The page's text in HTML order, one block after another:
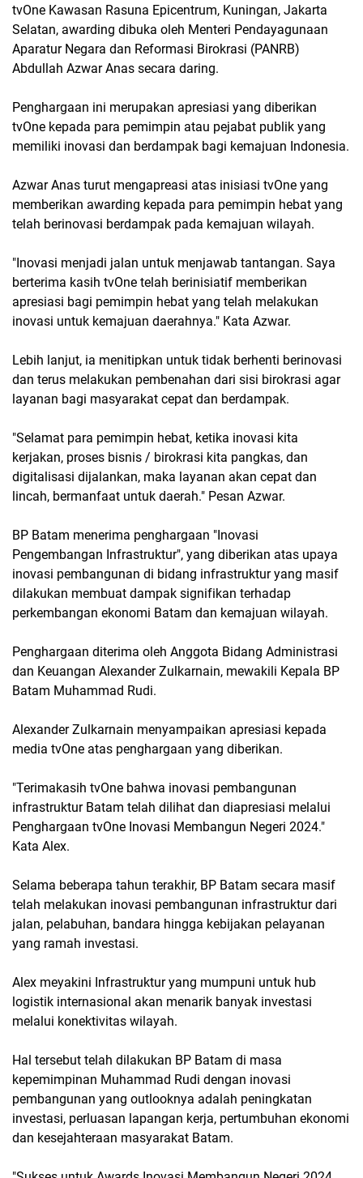
tvOne Kawasan Rasuna Epicentrum, Kuningan, Jakarta
Selatan, awarding dibuka oleh Menteri Pendayagunaan
Aparatur Negara dan Reformasi Birokrasi (PANRB)
Abdullah Azwar Anas secara daring.
Penghargaan ini merupakan apresiasi yang diberikan
tvOne kepada para pemimpin atau pejabat publik yang
memiliki inovasi dan berdampak bagi kemajuan Indonesia.
Azwar Anas turut mengapreasi atas inisiasi tvOne yang
memberikan awarding kepada para pemimpin hebat yang
telah berinovasi berdampak pada kemajuan wilayah.
"Inovasi menjadi jalan untuk menjawab tantangan. Saya
berterima kasih tvOne telah berinisiatif memberikan
apresiasi bagi pemimpin hebat yang telah melakukan
inovasi untuk kemajuan daerahnya." Kata Azwar.
Lebih lanjut, ia menitipkan untuk tidak berhenti berinovasi
dan terus melakukan pembenahan dari sisi birokrasi agar
layanan bagi masyarakat cepat dan berdampak.
"Selamat para pemimpin hebat, ketika inovasi kita
kerjakan, proses bisnis / birokrasi kita pangkas, dan
digitalisasi dijalankan, maka layanan akan cepat dan
lincah, bermanfaat untuk daerah." Pesan Azwar.
BP Batam menerima penghargaan "Inovasi
Pengembangan Infrastruktur", yang diberikan atas upaya
inovasi pembangunan di bidang infrastruktur yang masif
dilakukan membuat dampak signifikan terhadap
perkembangan ekonomi Batam dan kemajuan wilayah.
Penghargaan diterima oleh Anggota Bidang Administrasi
dan Keuangan Alexander Zulkarnain, mewakili Kepala BP
Batam Muhammad Rudi.
Alexander Zulkarnain menyampaikan apresiasi kepada
media tvOne atas penghargaan yang diberikan.
"Terimakasih tvOne bahwa inovasi pembangunan
infrastruktur Batam telah dilihat dan diapresiasi melalui
Penghargaan tvOne Inovasi Membangun Negeri 2024."
Kata Alex.
Selama beberapa tahun terakhir, BP Batam secara masif
telah melakukan inovasi pembangunan infrastruktur dari
jalan, pelabuhan, bandara hingga kebijakan pelayanan
yang ramah investasi.
Alex meyakini Infrastruktur yang mumpuni untuk hub
logistik internasional akan menarik banyak investasi
melalui konektivitas wilayah.
Hal tersebut telah dilakukan BP Batam di masa
kepemimpinan Muhammad Rudi dengan inovasi
pembangunan yang outlooknya adalah peningkatan
investasi, perluasan lapangan kerja, pertumbuhan ekonomi
dan kesejahteraan masyarakat Batam.